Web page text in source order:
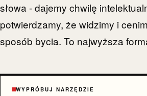
słowa - dajemy chwilę
potwierdzamy, że widzimy i
sposób bycia. To najwyższa
WYPRÓBUJ NARZĘDZIE